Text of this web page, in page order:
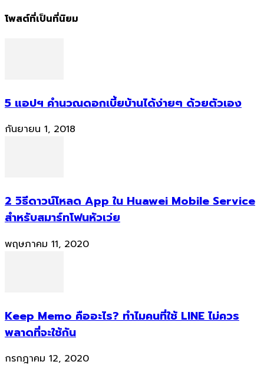
โพสต์ที่เป็นที่นิยม
5 แอปฯ คำนวณดอกเบี้ยบ้านได้ง่ายๆ ด้วยตัวเอง
กันยายน 1, 2018
2 วิธีดาวน์โหลด App ใน Huawei Mobile Service
สำหรับสมาร์ทโฟนหัวเว่ย
พฤษภาคม 11, 2020
Keep Memo คืออะไร? ทำไมคนที่ใช้ LINE ไม่ควร
พลาดที่จะใช้กัน
กรกฎาคม 12, 2020